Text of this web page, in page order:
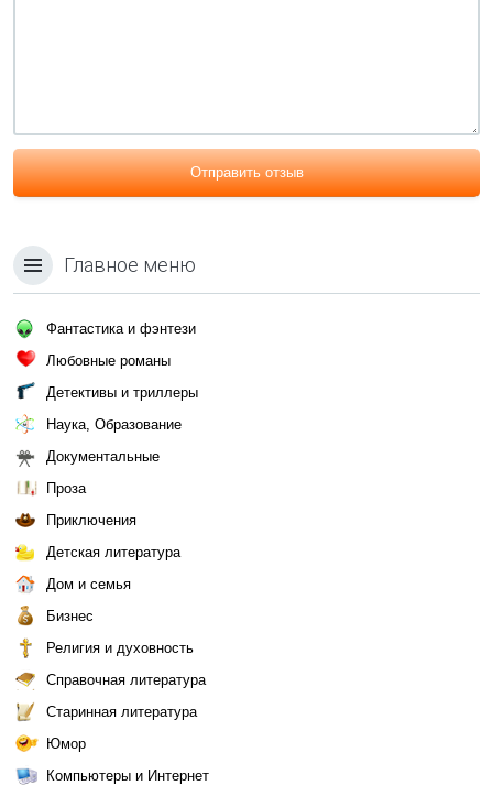
Отправить отзыв
Главное меню
Фантастика и фэнтези
Любовные романы
Детективы и триллеры
Наука, Образование
Документальные
Проза
Приключения
Детская литература
Дом и семья
Бизнес
Религия и духовность
Справочная литература
Старинная литература
Юмор
Компьютеры и Интернет